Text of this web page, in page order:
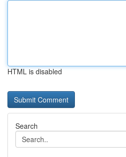
HTML is disabled
Search